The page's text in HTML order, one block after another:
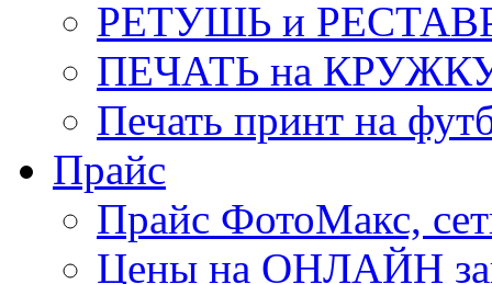
РЕТУШЬ и
ПЕЧАТЬ на
Печать принт на
Прайс
Прайс ФотоМакс,
Цены на ОНЛАЙН